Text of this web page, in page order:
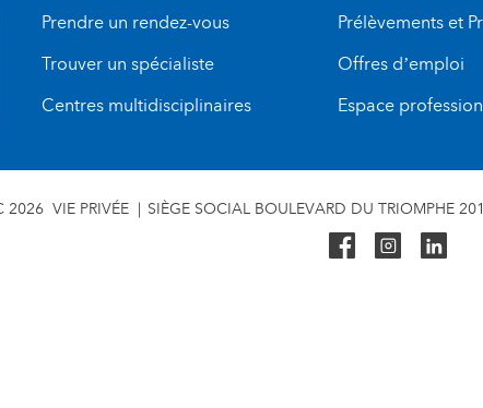
Prendre un rendez-vous
Trouver un spécialiste
Centres multidisciplinaires
Prélèvements et
Offres d’emploi
Espace
2026 VIE PRIVÉE SIÈGE SOCIAL BOULEVARD DU TRIOMPHE